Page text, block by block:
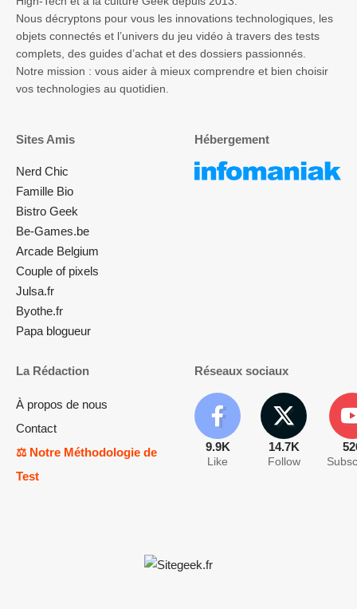
Nous décryptons pour vous les innovations technologiques, les
objets connectés et l’univers du jeu vidéo à travers des tests
complets, des guides d’achat et des dossiers passionnés.
Notre mission : vous aider à mieux comprendre et bien choisir
vos technologies au quotidien.
Sites Amis
Nerd Chic
Famille Bio
Bistro Geek
Be-Games.be
Arcade Belgium
Couple of pixels
Julsa.fr
Byothe.fr
Papa blogueur
Hébergement
La Rédaction
À propos de nous
Contact
⚖️ Notre Méthodologie de
Test
Réseaux sociaux
9.9K
Like
14.7K
Follow